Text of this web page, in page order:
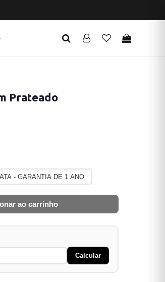
Prateado
- GARANTIA DE 1 ANO
ao carrinho
Calcular